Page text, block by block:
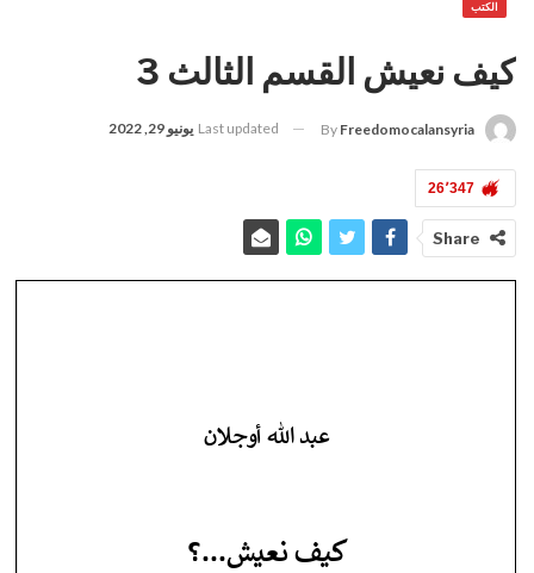
الكتب
كيف نعيش القسم الثالث 3
By Freedomocalansyria
Last updated يونيو 29, 2022
26٬347
Share